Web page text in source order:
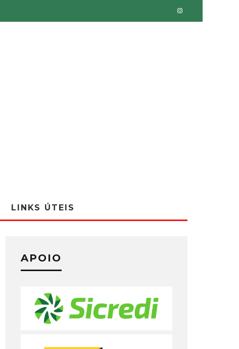
LINKS ÚTEIS
APOIO